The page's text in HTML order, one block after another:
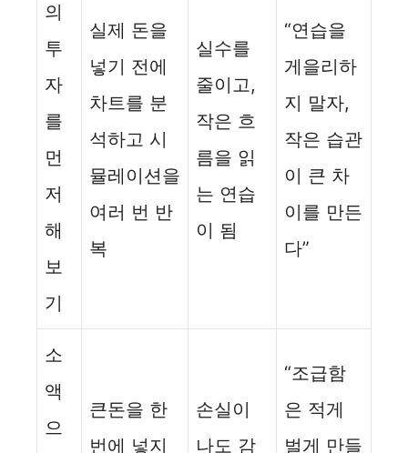
의
투
자
를
먼
저
해
보
기
실제 돈을
넣기 전에
차트를 분
석하고 시
뮬레이션을
여러 번 반
복
실수를
줄이고,
작은 흐
름을 읽
는 연습
이 됨
“연습을
게을리하
지 말자,
작은 습관
이 큰 차
이를 만든
다”
소
액
으
큰돈을 한
번에 넣지
손실이
나도 감
“조급함
은 적게
벌게 만들